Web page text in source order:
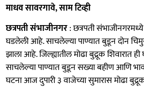
माधव सावरगावे, साम टिव्ही
छत्रपती संभाजीनगर: छत्रपती
घडलेली आहे. साचलेल्या पाण्यात बुडून दोन
झाला आहे. जिल्ह्यातील मोढा बुद्रूक शिवारात
साचलेल्या पाण्यात बुडून सख्या बहीण आणि
घटना आज दुपारी ३ वाजेच्या सुमारास मोढा